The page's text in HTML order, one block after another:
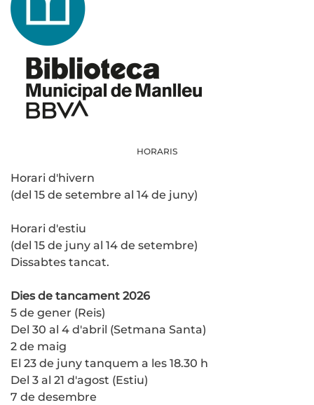
HORARIS
Horari d'hivern
(del 15 de setembre al 14 de juny)
Horari d'estiu
(del 15 de juny al 14 de setembre)
Dissabtes tancat.
Dies de tancament 2026
5 de gener (Reis)
Del 30 al 4 d'abril (Setmana Santa)
2 de maig
El 23 de juny tanquem a les 18.30 h
Del 3 al 21 d'agost (Estiu)
7 de desembre